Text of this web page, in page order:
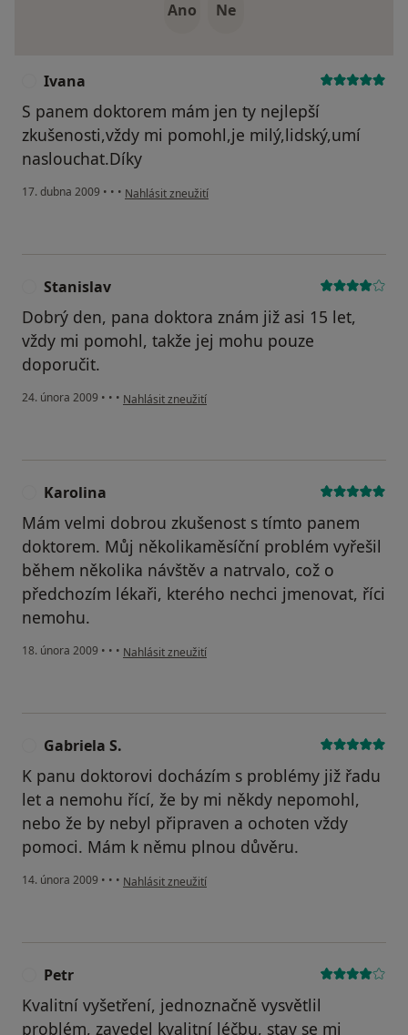
Ano Ne
Ivana
S panem doktorem mám jen ty nejlepší
zkušenosti,vždy mi pomohl,je milý,lidský,umí
naslouchat.Díky
17. dubna 2009 • • • podle názoru uživatele Ivana
Nahlásit zneužití
Stanislav
Dobrý den, pana doktora znám již asi 15 let,
vždy mi pomohl, takže jej mohu pouze
doporučit.
24. února 2009 • • • podle názoru uživatele Stanislav
Nahlásit zneužití
Karolina
Mám velmi dobrou zkušenost s tímto panem
doktorem. Můj několikaměsíční problém vyřešil
během několika návštěv a natrvalo, což o
předchozím lékaři, kterého nechci jmenovat, říci
nemohu.
18. února 2009 • • • podle názoru uživatele Karolina
Nahlásit zneužití
Gabriela S.
K panu doktorovi docházím s problémy již řadu
let a nemohu řící, že by mi někdy nepomohl,
nebo že by nebyl připraven a ochoten vždy
pomoci. Mám k němu plnou důvěru.
14. února 2009 • • • podle názoru uživatele Gabriela S.
Nahlásit zneužití
Petr
Kvalitní vyšetření, jednoznačně vysvětlil
problém, zavedel kvalitní léčbu, stav se mi